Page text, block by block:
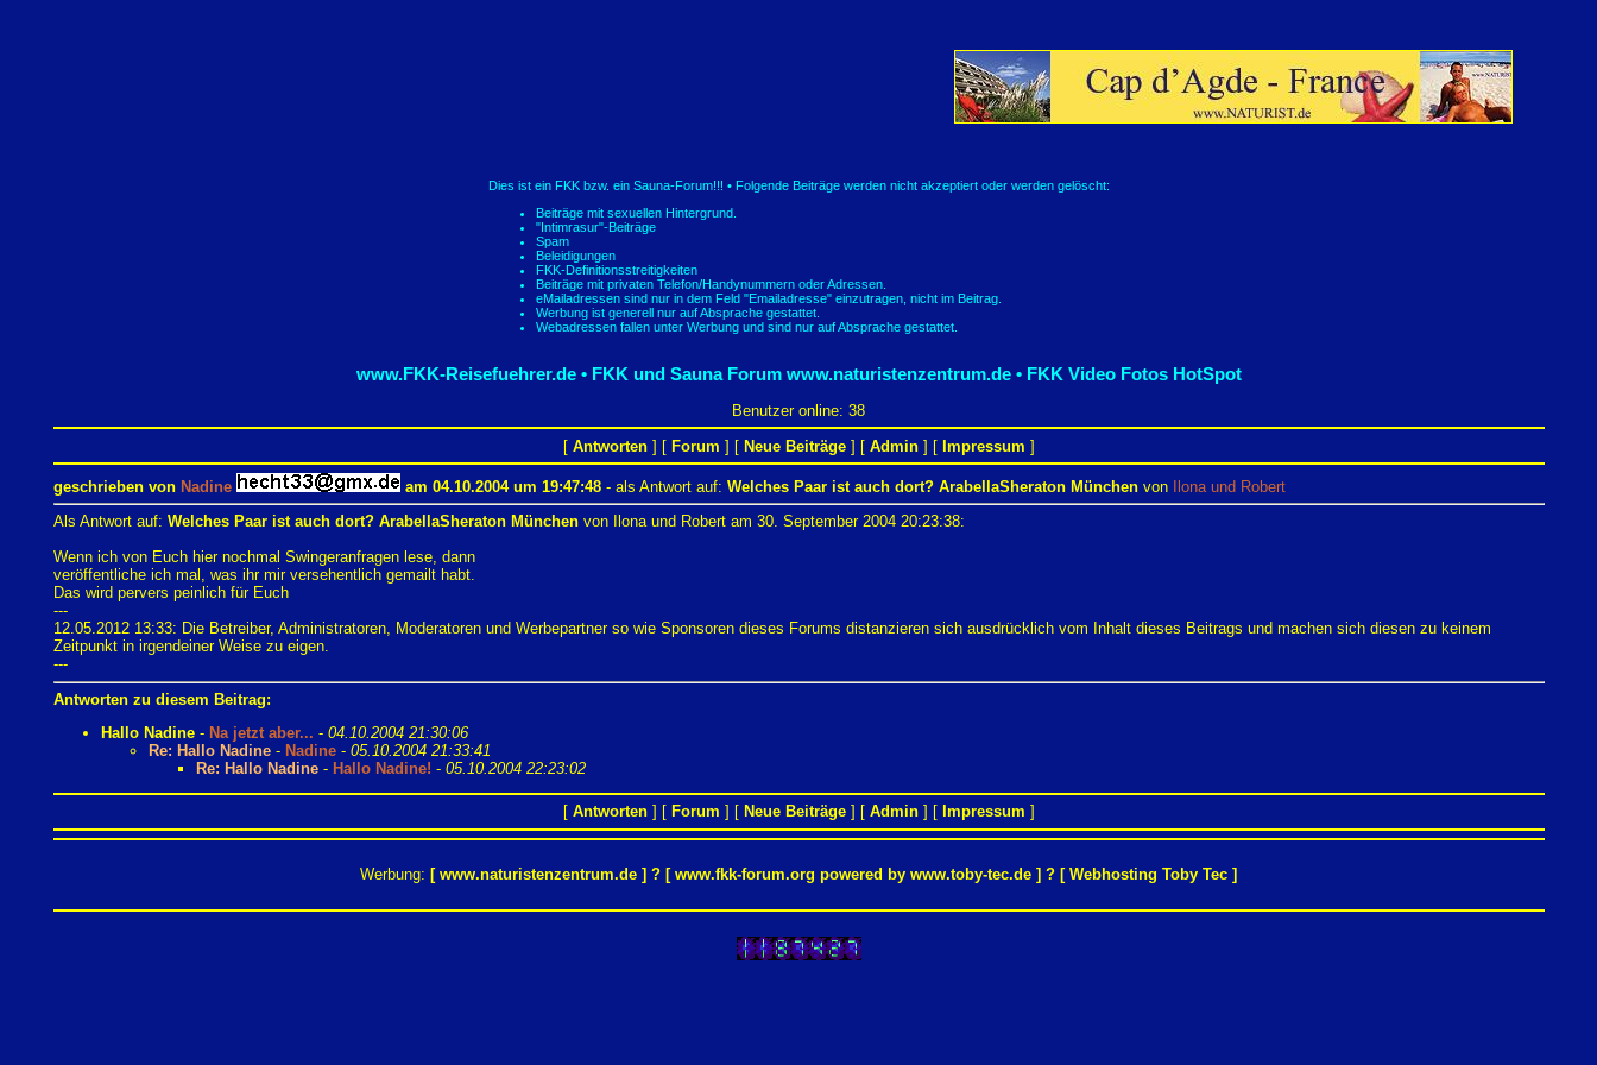
Dies ist ein FKK bzw. ein Sauna-Forum!!! • Folgende Beiträge werden nicht akzeptiert oder werden gelöscht:
Beiträge mit sexuellen Hintergrund.
"Intimrasur"-Beiträge
Spam
Beleidigungen
FKK-Definitionsstreitigkeiten
Beiträge mit privaten Telefon/Handynummern oder Adressen.
eMailadressen sind nur in dem Feld "Emailadresse" einzutragen, nicht im Beitrag.
Werbung ist generell nur auf Absprache gestattet.
Webadressen fallen unter Werbung und sind nur auf Absprache gestattet.
www.FKK-Reisefuehrer.de • FKK und Sauna Forum www.naturistenzentrum.de • FKK Video Fotos HotSpot
Benutzer online: 38
[ Antworten] [ Forum ] [ Neue Beiträge] [ Admin] [ Impressum ]
geschrieben von Nadine am 04.10.2004 um 19:47:48- als Antwort auf: Welches Paar ist auch dort? ArabellaSheraton Münchenvon Ilona und Robert
Als Antwort auf: Welches Paar ist auch dort? ArabellaSheraton Münchenvon Ilona und Robert am 30. September 2004 20:23:38:
Wenn ich von Euch hier nochmal Swingeranfragen lese, dann
veröffentliche ich mal, was ihr mir versehentlich gemailt habt.
Das wird pervers peinlich für Euch
---
12.05.2012 13:33: Die Betreiber, Administratoren, Moderatoren und Werbepartner so wie Sponsoren dieses Forums distanzieren sich ausdrücklich vom Inhalt dieses Beitrags und machen sich diesen zu keinem
Zeitpunkt in irgendeiner Weise zu eigen.
---
Antworten zu diesem Beitrag:
Hallo Nadine- Na jetzt aber... - 04.10.2004 21:30:06
Re: Hallo Nadine- Nadine- 05.10.2004 21:33:41
Re: Hallo Nadine- Hallo Nadine! - 05.10.2004 22:23:02
[ Antworten] [ Forum ] [ Neue Beiträge] [ Admin] [ Impressum ]
Werbung: [ www.naturistenzentrum.de ] ? [ www.fkk-forum.org powered by www.toby-tec.de ] ? [ Webhosting Toby Tec ]